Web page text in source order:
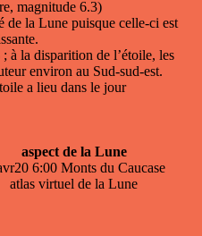
magnitude 6.3)
de la Lune puisque celle-ci est
à la disparition de l’étoile, les
environ au Sud-sud-est.
a lieu dans le jour
aspect de la Lune
6:00 Monts du Caucase
atlas virtuel de la Lune